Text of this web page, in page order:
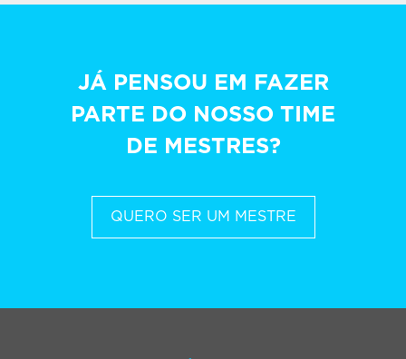
JÁ PENSOU EM FAZER
PARTE DO NOSSO TIME
DE MESTRES?
QUERO SER UM MESTRE